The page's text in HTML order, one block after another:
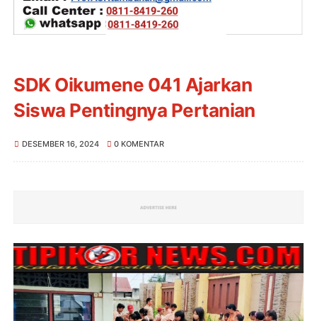
SDK Oikumene 041 Ajarkan
Siswa Pentingnya Pertanian
DESEMBER 16, 2024 0 KOMENTAR